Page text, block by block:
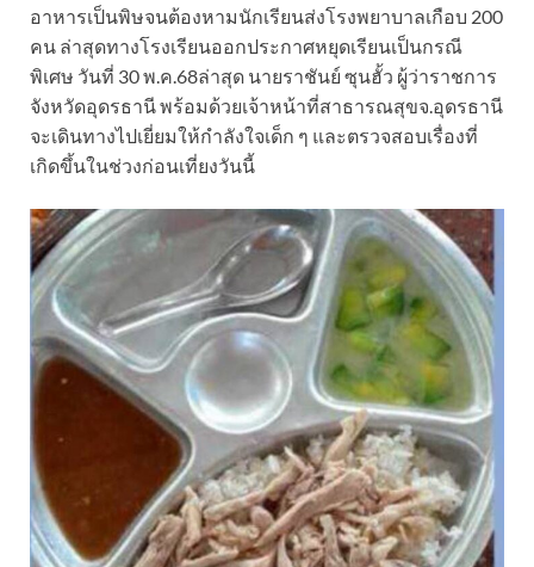
อาหารเป็นพิษจนต้องหามนักเรียนส่งโรงพยาบาลเกือบ 200
คน ล่าสุดทางโรงเรียนออกประกาศหยุดเรียนเป็นกรณี
พิเศษ วันที่ 30 พ.ค.68ล่าสุด นายราชันย์ ซุนฮั้ว ผู้ว่าราชการ
จังหวัดอุดรธานี พร้อมด้วยเจ้าหน้าที่สาธารณสุขจ.อุดรธานี
จะเดินทางไปเยี่ยมให้กำลังใจเด็ก ๆ และตรวจสอบเรื่องที่
เกิดขึ้นในช่วงก่อนเที่ยงวันนี้